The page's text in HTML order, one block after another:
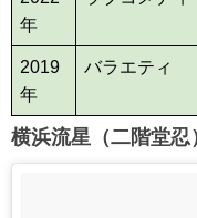
年
2019
年
バラエティ
横浜流星（二階堂忍